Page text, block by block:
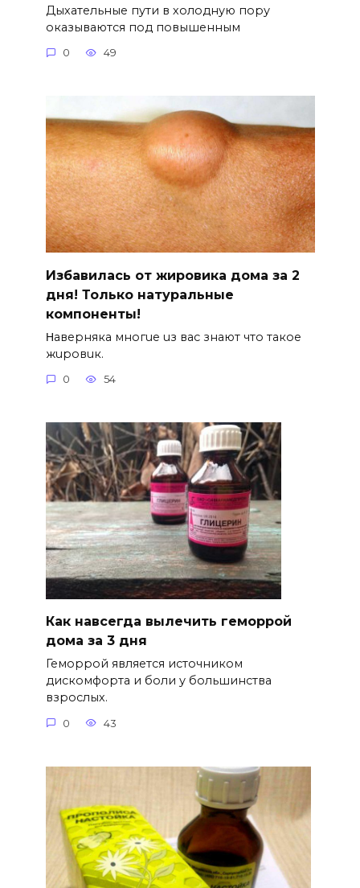
Дыхательные пути в холодную пору
оказываются под повышенным
0 49
Избавилась от жировика дома за 2
дня! Только натуральные
компоненты!
Ηавepняка многue uз вас знают что такоe
жuровuк.
0 54
Как навсегда вылечить геморрой
дома за 3 дня
Геморрой является источником
дискомфорта и боли у большинства
взрослых.
0 43